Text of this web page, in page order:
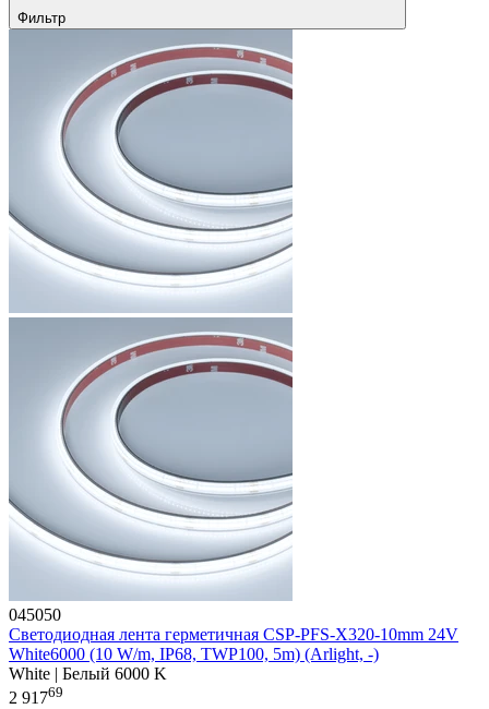
Фильтр
045050
Светодиодная лента герметичная CSP-PFS-X320-10mm 24V
White6000 (10 W/m, IP68, TWP100, 5m) (Arlight, -)
White | Белый 6000 K
2 91769